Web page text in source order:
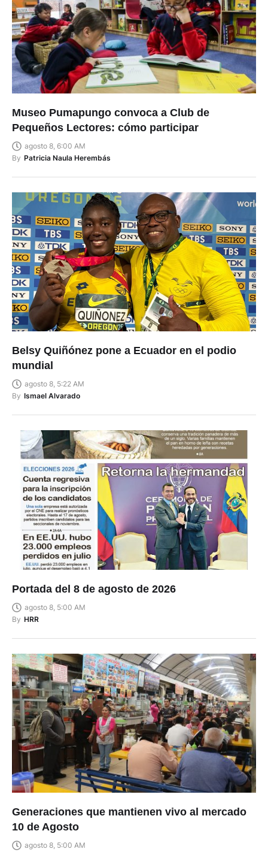
Museo Pumapungo convoca a Club de
Pequeños Lectores: cómo participar
agosto 8, 6:00 AM
By Patricia Naula Herembás
Belsy Quiñónez pone a Ecuador en el podio
mundial
agosto 8, 5:22 AM
By Ismael Alvarado
Portada del 8 de agosto de 2026
agosto 8, 5:00 AM
By HRR
Generaciones que mantienen vivo al mercado
10 de Agosto
agosto 8, 5:00 AM